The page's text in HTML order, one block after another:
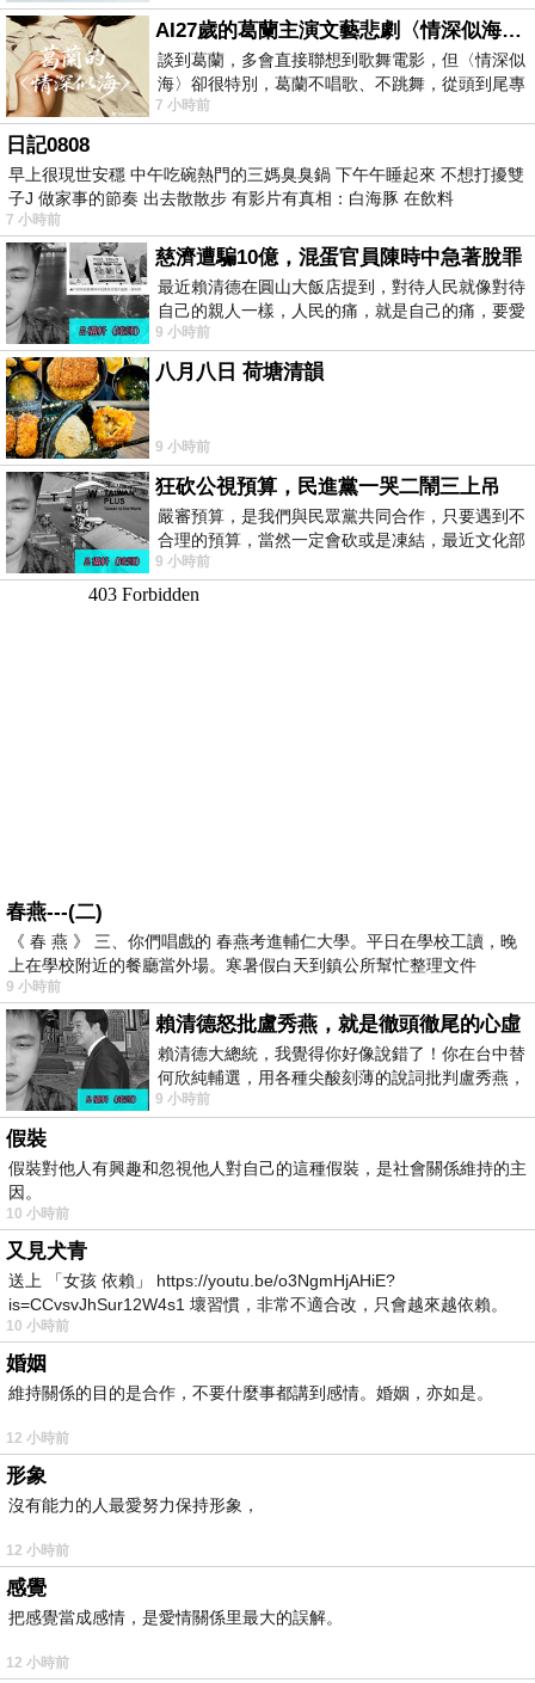
AI27歲的葛蘭主演文藝悲劇〈情深似海〉 #戀上老電影 #葛蘭 #粟子
談到葛蘭，多會直接聯想到歌舞電影，但〈情深似
海〉卻很特別，葛蘭不唱歌、不跳舞，從頭到尾專
心演戲。拍攝期間，經常工作超過12個鐘
7 小時前
日記0808
早上很現世安穩 中午吃碗熱門的三媽臭臭鍋 下午午睡起來 不想打擾雙
子J 做家事的節奏 出去散散步 有影片有真相：白海豚 在飲料
7 小時前
慈濟遭騙10億，混蛋官員陳時中急著脫罪
最近賴清德在圓山大飯店提到，對待人民就像對待
自己的親人一樣，人民的痛，就是自己的痛，要愛
民如親，說的這麼好聽，實際上根本沒做
9 小時前
八月八日 荷塘清韻
9 小時前
狂砍公視預算，民進黨一哭二鬧三上吊
嚴審預算，是我們與民眾黨共同合作，只要遇到不
合理的預算，當然一定會砍或是凍結，最近文化部
要編列公視和Taiwan plus預算，在110年
9 小時前
春燕---(二)
《 春 燕 》 三、你們唱戲的 春燕考進輔仁大學。平日在學校工讀，晚
上在學校附近的餐廳當外場。寒暑假白天到鎮公所幫忙整理文件
9 小時前
賴清德怒批盧秀燕，就是徹頭徹尾的心虛
賴清德大總統，我覺得你好像說錯了！你在台中替
何欣純輔選，用各種尖酸刻薄的說詞批判盧秀燕，
罵她施政滿意度輸給陳其邁，甚至還說盧
9 小時前
假裝
假裝對他人有興趣和忽視他人對自己的這種假裝，是社會關係維持的主
因。
10 小時前
又見犬青
送上 「女孩 依賴」 https://youtu.be/o3NgmHjAHiE?
is=CCvsvJhSur12W4s1 壞習慣，非常不適合改，只會越來越依賴。
我害怕的
10 小時前
婚姻
維持關係的目的是合作，不要什麼事都講到感情。婚姻，亦如是。
12 小時前
形象
沒有能力的人最愛努力保持形象，
12 小時前
感覺
把感覺當成感情，是愛情關係里最大的誤解。
12 小時前